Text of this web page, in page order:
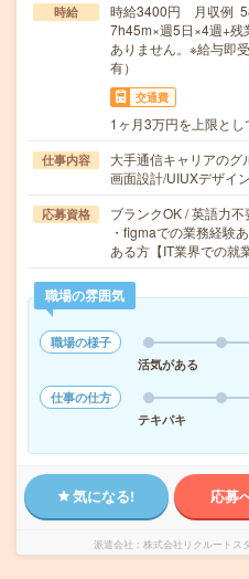
時給
時給3400円 月収例
7h45m×週5日×4週+残
ありません。※給与即
有）
交通費
1ヶ月3万円を上限と
仕事内容
大手通信キャリアの
画面設計/UIUXデザイ
応募資格
ブランクOK / 英語力不
・figmaでの業務経験
ある方【IT業界での
職場の雰囲気
職場の様子
活気がある
仕事の仕方
テキパキ
気になる! 応募
派遣会社 株式会社リクルート